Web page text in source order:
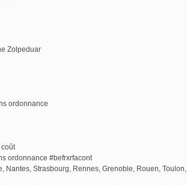
Zolpeduar
ordonnance
ordonnance #befrxrfacont
Nantes, Strasbourg, Rennes, Grenoble, Rouen, Toulon,